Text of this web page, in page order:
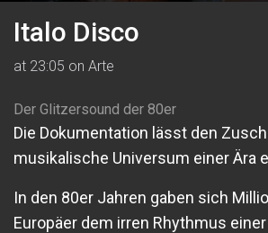
Italo Disco
at 23:05 on Arte
Der Glitzersound der 80er
Die Dokumentation lässt den
musikalische Universum einer Ära
In den 80er Jahren gaben sich
Europäer dem irren Rhythmus